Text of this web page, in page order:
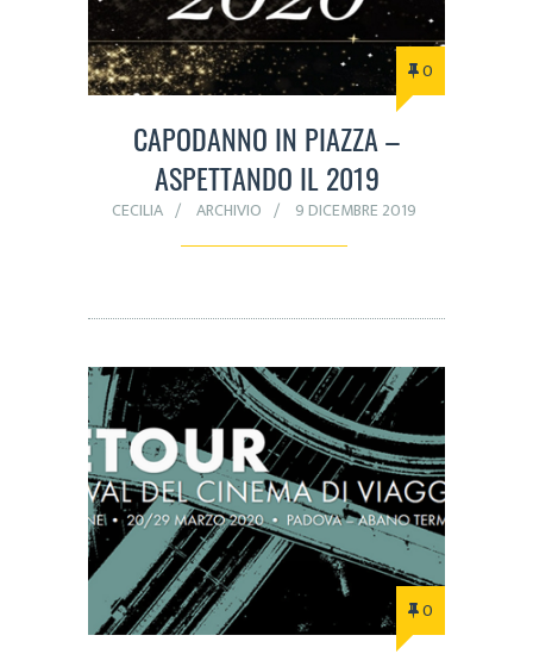
0
CAPODANNO IN PIAZZA –
ASPETTANDO IL 2019
CECILIA ARCHIVIO 9 DICEMBRE 2019
0